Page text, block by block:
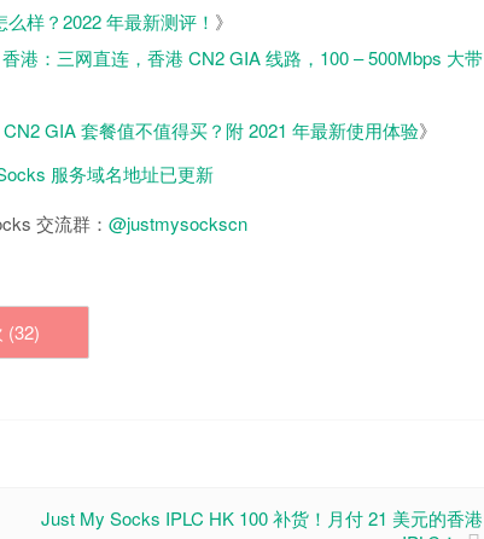
样？2022 年最新测评！ 》
港：三网直连，香港 CN2 GIA 线路，100 – 500Mbps 大带
GIA 套餐值不值得买？附 2021 年最新使用体验》
服务域名地址已更新
交流群： @justmysockscn
(32)
Just My Socks IPLC HK 100 补货！月付 21 美元的香港